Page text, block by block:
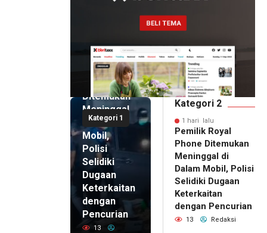
Kategori 1
1 hari lalu
Pemilik
Royal
Phone
Ditemukan
Meninggal
di Dalam
Mobil,
Polisi
Selidiki
Dugaan
Keterkaitan
dengan
Pencurian
13
Kategori 2
1 hari lalu
Pemilik Royal
Phone Ditemukan
Meninggal di
Dalam Mobil, Polisi
Selidiki Dugaan
Keterkaitan
dengan Pencurian
13 Redaksi